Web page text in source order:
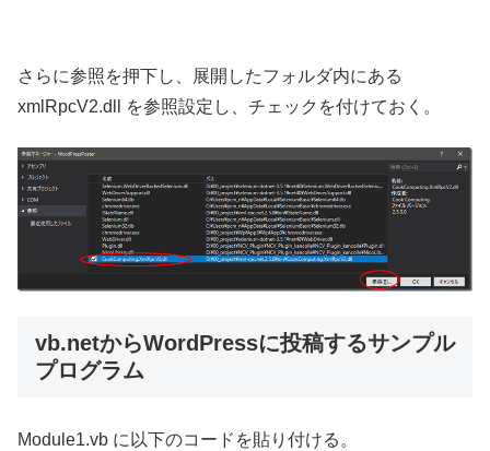
さらに参照を押下し、展開したフォルダ内にある
xmlRpcV2.dll を参照設定し、チェックを付けておく。
vb.netからWordPressに投稿するサンプル
プログラム
Module1.vb に以下のコードを貼り付ける。